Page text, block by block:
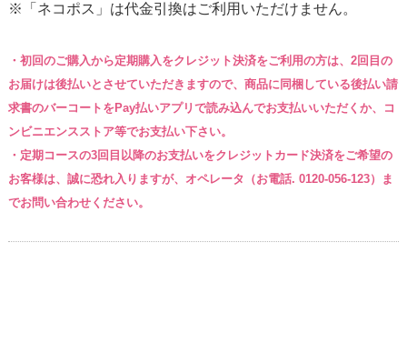
※「ネコポス」は代金引換はご利用いただけません。
・初回のご購入から定期購入をクレジット決済をご利用の方は、2回目の
お届けは後払いとさせていただきますので、商品に同梱している後払い請
求書のバーコートをPay払いアプリで読み込んでお支払いいただくか、コ
ンビニエンスストア等でお支払い下さい。
・定期コースの3回目以降のお支払いをクレジットカード決済をご希望の
お客様は、誠に恐れ入りますが、オペレータ （お電話. 0120-056-123）
ま
でお問い合わせください。